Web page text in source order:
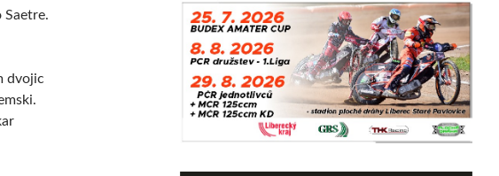
Saetre.
dvojic